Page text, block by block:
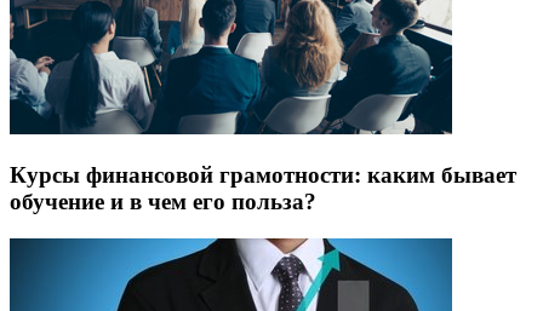
Курсы финансовой грамотности: каким бывает
обучение и в чем его польза?